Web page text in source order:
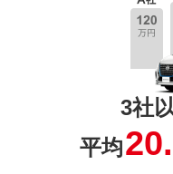
3社
平均